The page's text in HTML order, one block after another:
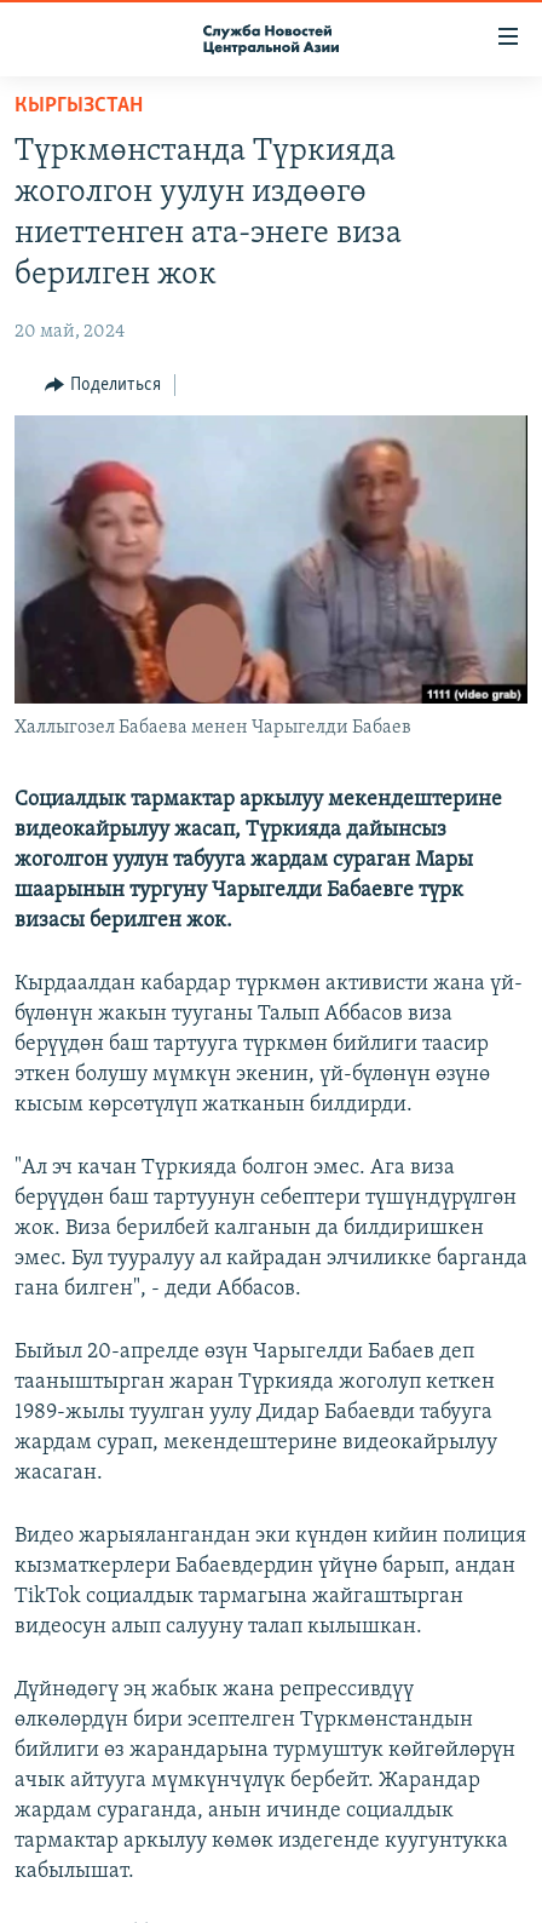
Вернуться
основному
содержанию
главной
Вернутся
поиску
ПОДПИСКА
RFE/RL ДИРЕКТ
МИГРАНТ МЕДИА
КЫРГЫЗСТАН
Түркмөнстанда Түркияда
жоголгон уулун издөөгө
ниеттенген ата-энеге виза
берилген жок
20 май, 2024
Поделиться
Халлыгозел Бабаева менен Чарыгелди Бабаев
Социалдык тармактар ​​аркылуу мекендештерине
видеокайрылуу жасап, Түркияда дайынсыз
жоголгон уулун табууга жардам сураган Мары
шаарынын тургуну Чарыгелди Бабаевге түрк
визасы берилген жок.
Кырдаалдан кабардар түркмөн активисти жана үй-
бүлөнүн жакын тууганы Талып Аббасов виза
берүүдөн баш тартууга түркмөн бийлиги таасир
эткен болушу мүмкүн экенин, үй-бүлөнүн өзүнө
кысым көрсөтүлүп жатканын билдирди.
"Ал эч качан Түркияда болгон эмес. Ага виза
берүүдөн баш тартуунун себептери түшүндүрүлгөн
жок. Виза берилбей калганын да билдиришкен
эмес. Бул тууралуу ал кайрадан элчиликке барганда
гана билген", - деди Аббасов.
Быйыл 20-апрелде өзүн Чарыгелди Бабаев деп
тааныштырган жаран Түркияда жоголуп кеткен
1989-жылы туулган уулу Дидар Бабаевди табууга
жардам сурап, мекендештерине видеокайрылуу
жасаган.
Видео жарыялангандан эки күндөн кийин полиция
кызматкерлери Бабаевдердин үйүнө барып, андан
TikTok социалдык тармагына жайгаштырган
видеосун алып салууну талап кылышкан.
Дүйнөдөгү эң жабык жана репрессивдүү
өлкөлөрдүн бири эсептелген Түркмөнстандын
бийлиги өз жарандарына турмуштук көйгөйлөрүн
ачык айтууга мүмкүнчүлүк бербейт. Жарандар
жардам сураганда, анын ичинде социалдык
тармактар аркылуу көмөк издегенде куугунтукка
кабылышат.